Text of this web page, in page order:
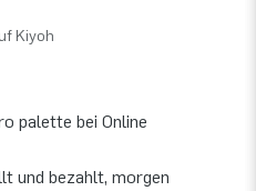
Kiyoh
palette bei Online
und bezahlt, morgen